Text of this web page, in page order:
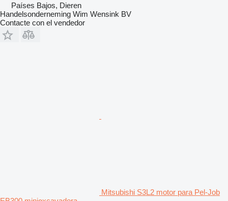
Países Bajos, Dieren
Handelsonderneming Wim Wensink BV
Contacte con el vendedor
Mitsubishi S3L2 motor para Pel-Job